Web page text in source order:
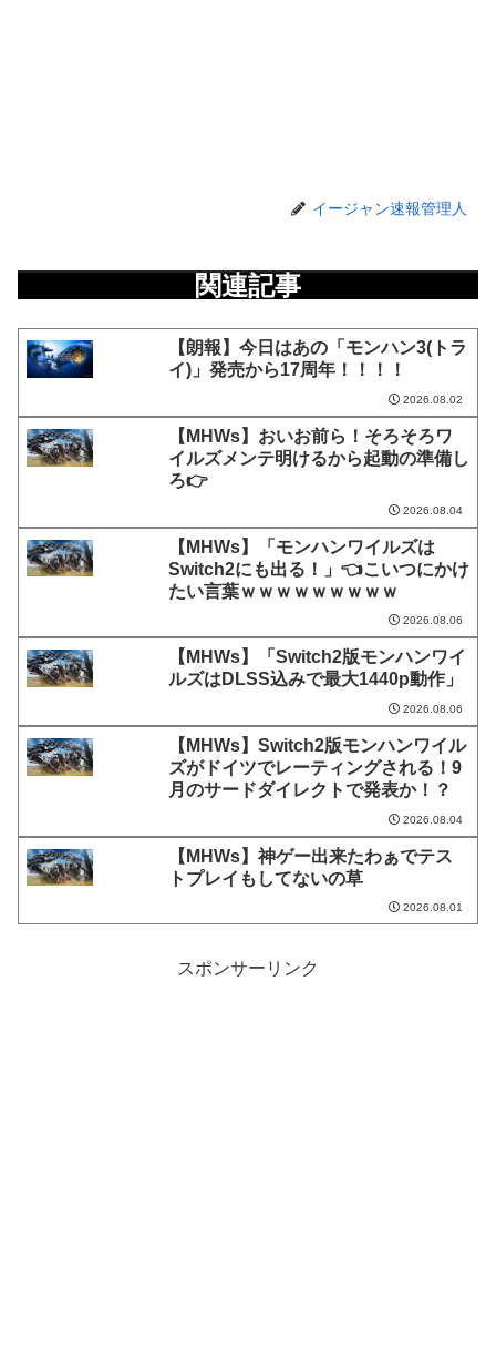
イージャン速報管理人
関連記事
【朗報】今日はあの「モンハン3(トラ
イ)」発売から17周年！！！！
2026.08.02
【MHWs】おいお前ら！そろそろワ
イルズメンテ明けるから起動の準備し
ろ👉
2026.08.04
【MHWs】「モンハンワイルズは
Switch2にも出る！」👈こいつにかけ
たい言葉ｗｗｗｗｗｗｗｗｗ
2026.08.06
【MHWs】「Switch2版モンハンワイ
ルズはDLSS込みで最大1440p動作」
2026.08.06
【MHWs】Switch2版モンハンワイル
ズがドイツでレーティングされる！9
月のサードダイレクトで発表か！？
2026.08.04
【MHWs】神ゲー出来たわぁでテス
トプレイもしてないの草
2026.08.01
スポンサーリンク